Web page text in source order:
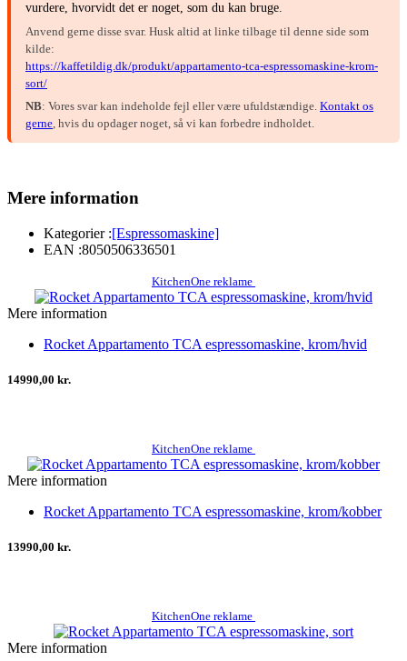
vurdere, hvorvidt det er noget, som du kan bruge.
Anvend gerne disse svar. Husk altid at linke tilbage til denne side som
kilde:
https://kaffetildig.dk/produkt/appartamento-tca-espressomaskine-krom-
sort/
NB: Vores svar kan indeholde fejl eller være ufuldstændige. Kontakt os
gerne, hvis du opdager noget, så vi kan forbedre indholdet.
Mere information
Kategorier :[Espressomaskine]
EAN :8050506336501
KitchenOne reklame
Mere information
Rocket Appartamento TCA espressomaskine, krom/hvid
14990,00 kr.
KitchenOne reklame
Mere information
Rocket Appartamento TCA espressomaskine, krom/kobber
13990,00 kr.
KitchenOne reklame
Mere information